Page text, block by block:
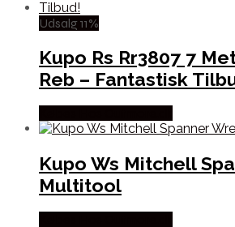
Udsalg 11%
Kupo Rs Rr3807 7
Reb – Fantastisk
Kupo Ws Mitchell
Multitool